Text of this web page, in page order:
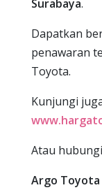
Surabaya.
Dapatkan
penawaran
Toyota.
Kunjungi
Atau
Argo Toyota